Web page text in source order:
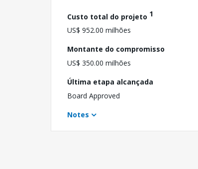
Custo total do projeto 1
US$ 952.00 milhões
Montante do compromisso
US$ 350.00 milhões
Última etapa alcançada
Board Approved
Notes